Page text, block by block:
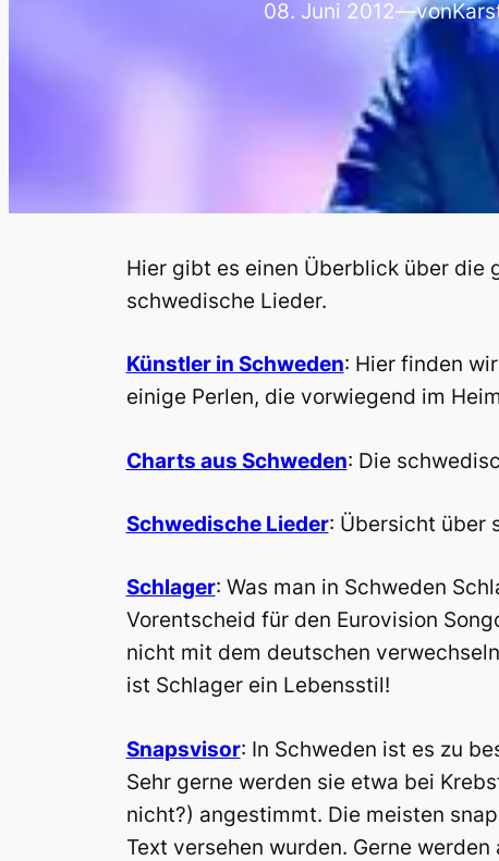
08. Juni 2012—von
Hier gibt es einen Überblick über die
schwedische Lieder.
Künstler in Schweden: Hier finden
einige Perlen, die vorwiegend im
Charts aus Schweden: Die
Schwedische Lieder: Übersicht über
Schlager: Was man in Schweden
Vorentscheid für den Eurovision
nicht mit dem deutschen
ist Schlager ein Lebensstil!
Snapsvisor: In Schweden ist es zu
Sehr gerne werden sie etwa bei
nicht?) angestimmt. Die meisten
Text versehen wurden. Gerne